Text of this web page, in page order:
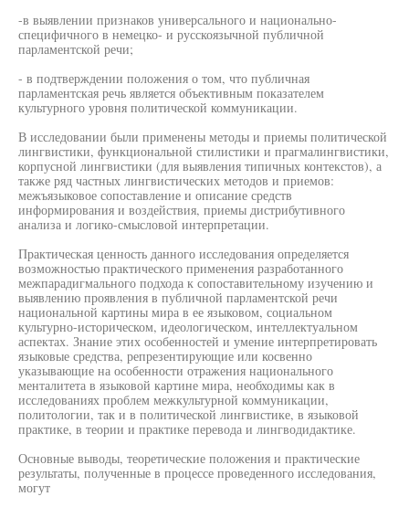
-в выявлении признаков универсального и национально-
специфичного в немецко- и русскоязычной публичной
парламентской речи;
- в подтверждении положения о том, что публичная
парламентская речь является объективным показателем
культурного уровня политической коммуникации.
В исследовании были применены методы и приемы политической
лингвистики, функциональной стилистики и прагмалингвистики,
корпусной лингвистики (для выявления типичных контекстов), а
также ряд частных лингвистических методов и приемов:
межъязыковое сопоставление и описание средств
информирования и воздействия, приемы дистрибутивного
анализа и логико-смысловой интерпретации.
Практическая ценность данного исследования определяется
возможностью практического применения разработанного
межпарадигмального подхода к сопоставительному изучению и
выявлению проявления в публичной парламентской речи
национальной картины мира в ее языковом, социальном
культурно-историческом, идеологическом, интеллектуальном
аспектах. Знание этих особенностей и умение интерпретировать
языковые средства, репрезентирующие или косвенно
указывающие на особенности отражения национального
менталитета в языковой картине мира, необходимы как в
исследованиях проблем межкультурной коммуникации,
политологии, так и в политической лингвистике, в языковой
практике, в теории и практике перевода и лингводидактике.
Основные выводы, теоретические положения и практические
результаты, полученные в процессе проведенного исследования,
могут